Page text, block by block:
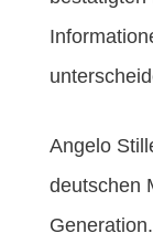
Angelo
deutschen